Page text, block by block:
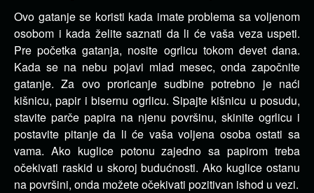
Ovo gatanje se koristi kada imate problema sa voljenom
osobom i kada želite saznati da li će vaša veza uspeti.
Pre početka gatanja, nosite ogrlicu tokom devet dana.
Kada se na nebu pojavi mlad mesec, onda započnite
gatanje. Za ovo proricanje sudbine potrebno je naći
kišnicu, papir i bisernu ogrlicu. Sipajte kišnicu u posudu,
stavite parče papira na njenu površinu, skinite ogrlicu i
postavite pitanje da li će vaša voljena osoba ostati sa
vama. Ako kuglice potonu zajedno sa papirom treba
očekivati raskid u skoroj budućnosti. Ako kuglice ostanu
na površini, onda možete očekivati pozitivan ishod u vezi.